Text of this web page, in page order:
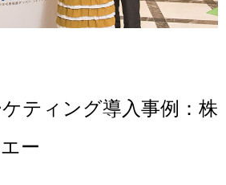
ティング導入事例：株
ー